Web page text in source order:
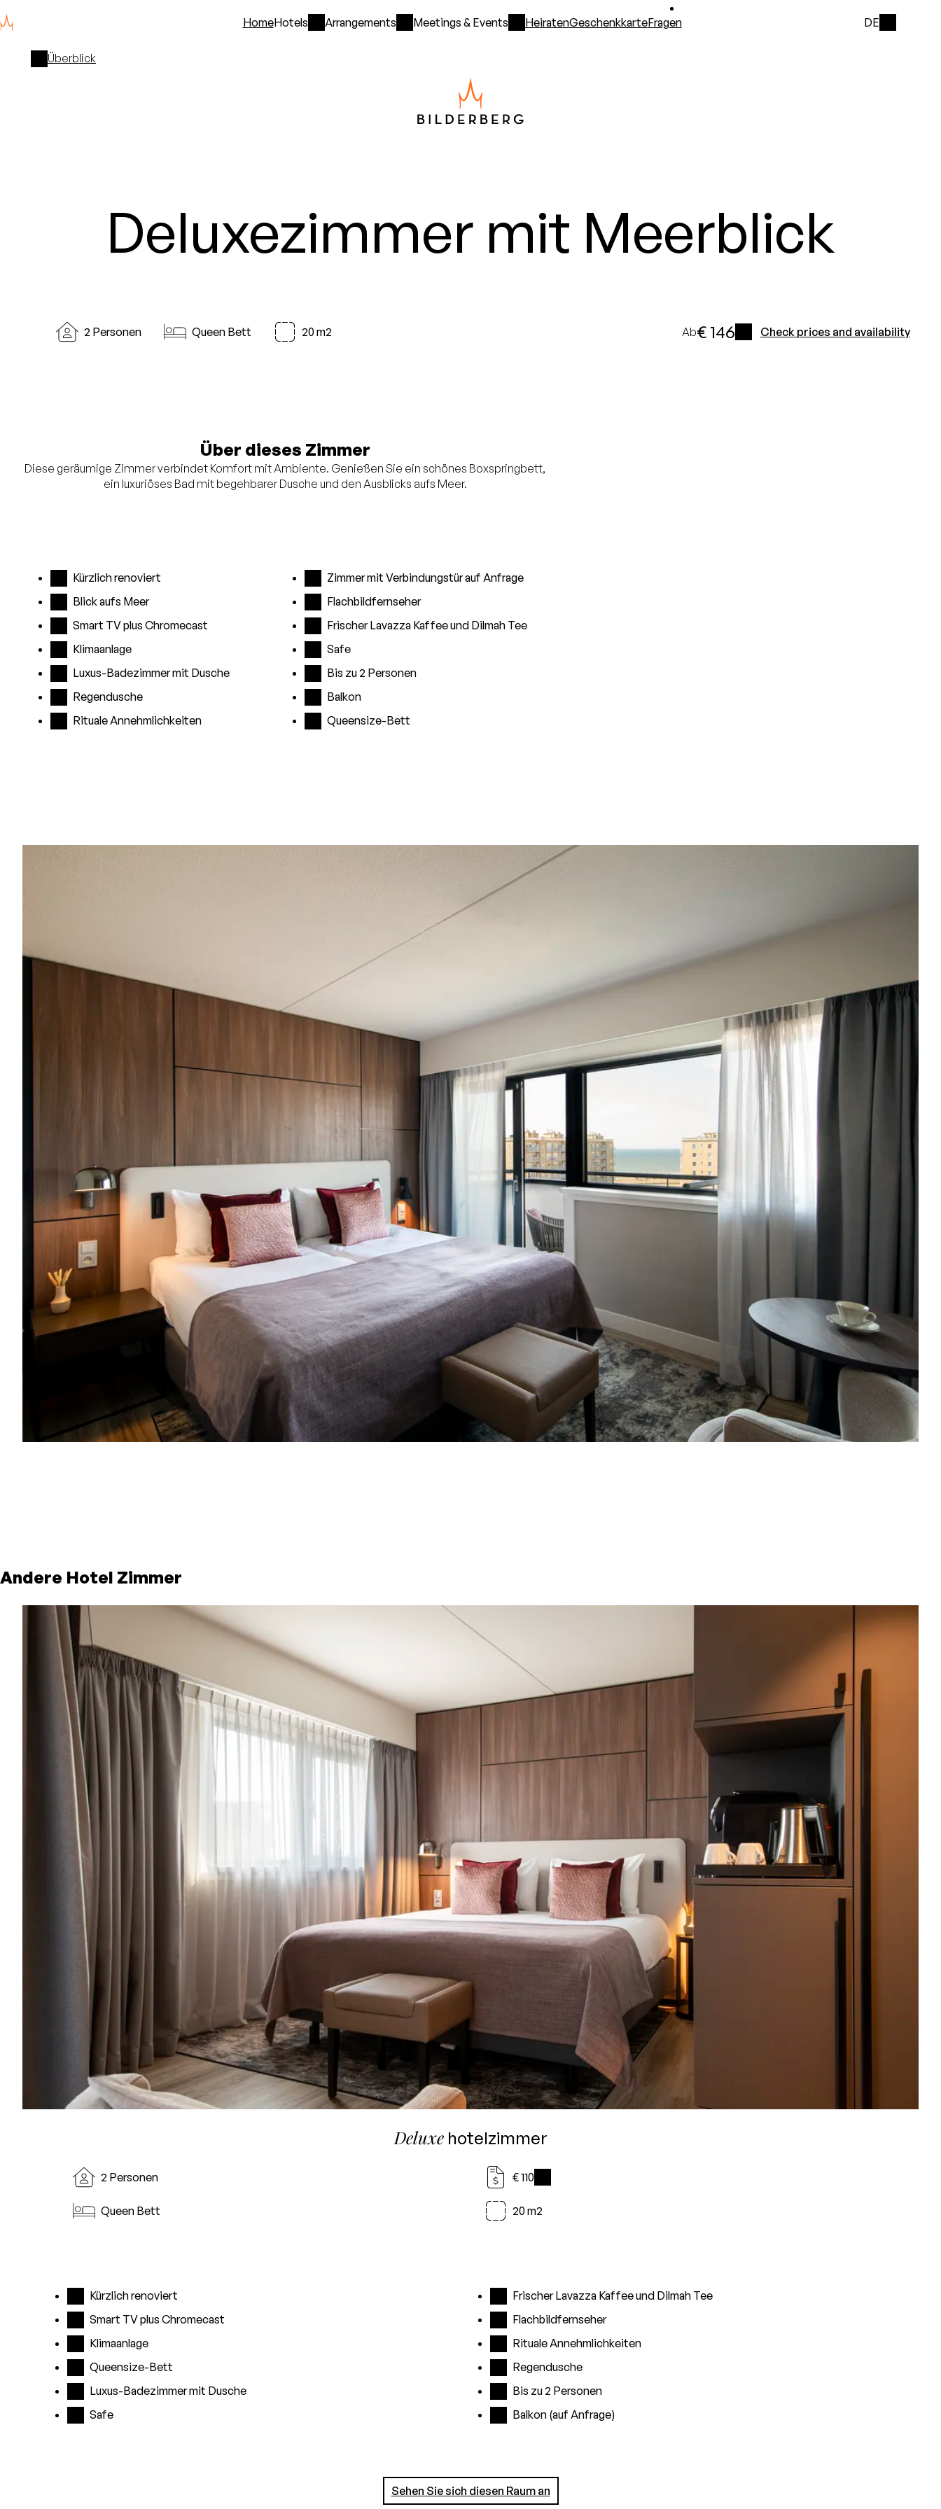
HomeHotels Arrangements Meetings & Events HeiratenGeschenkkarteFragen DE
Überblick
Deluxezimmer mit Meerblick
2 Personen Queen Bett 20 m2 Ab€ 146
Check prices and availability
Über dieses Zimmer
Diese geräumige Zimmer verbindet Komfort mit Ambiente. Genießen Sie ein schönes Boxspringbett,
ein luxuriöses Bad mit begehbarer Dusche und den Ausblicks aufs Meer.
Kürzlich renoviert
Blick aufs Meer
Smart TV plus Chromecast
Klimaanlage
Luxus-Badezimmer mit Dusche
Regendusche
Rituale Annehmlichkeiten
Zimmer mit Verbindungstür auf Anfrage
Flachbildfernseher
Frischer Lavazza Kaffee und Dilmah Tee
Safe
Bis zu 2 Personen
Balkon
Queensize-Bett
Andere Hotel Zimmer
Deluxehotelzimmer
2 Personen
€ 110
Queen Bett
20 m2
Kürzlich renoviert
Smart TV plus Chromecast
Klimaanlage
Queensize-Bett
Luxus-Badezimmer mit Dusche
Safe
Frischer Lavazza Kaffee und Dilmah Tee
Flachbildfernseher
Rituale Annehmlichkeiten
Regendusche
Bis zu 2 Personen
Balkon (auf Anfrage)
Sehen Sie sich diesen Raum an